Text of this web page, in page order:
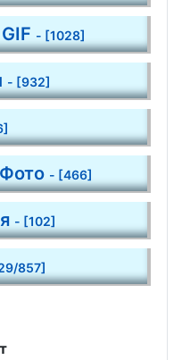
- [1028]
- [932]
- [466]
- [102]
857]